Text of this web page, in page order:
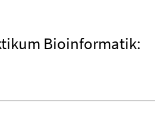
Bioinformatik: